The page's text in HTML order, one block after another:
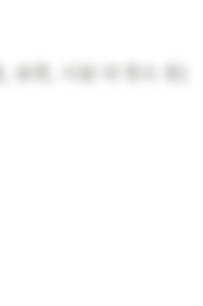
영, 시설 내 청소 등)